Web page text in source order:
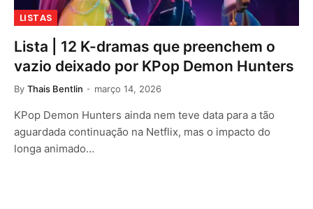
LISTAS
Lista | 12 K-dramas que preenchem o
vazio deixado por KPop Demon Hunters
By Thais Bentlin março 14, 2026
KPop Demon Hunters ainda nem teve data para a tão
aguardada continuação na Netflix, mas o impacto do
longa animado…